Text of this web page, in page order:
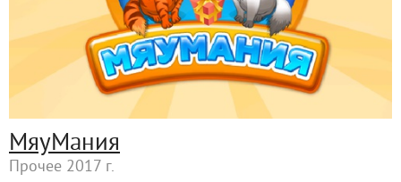
МяуМания
Прочее 2017 г.